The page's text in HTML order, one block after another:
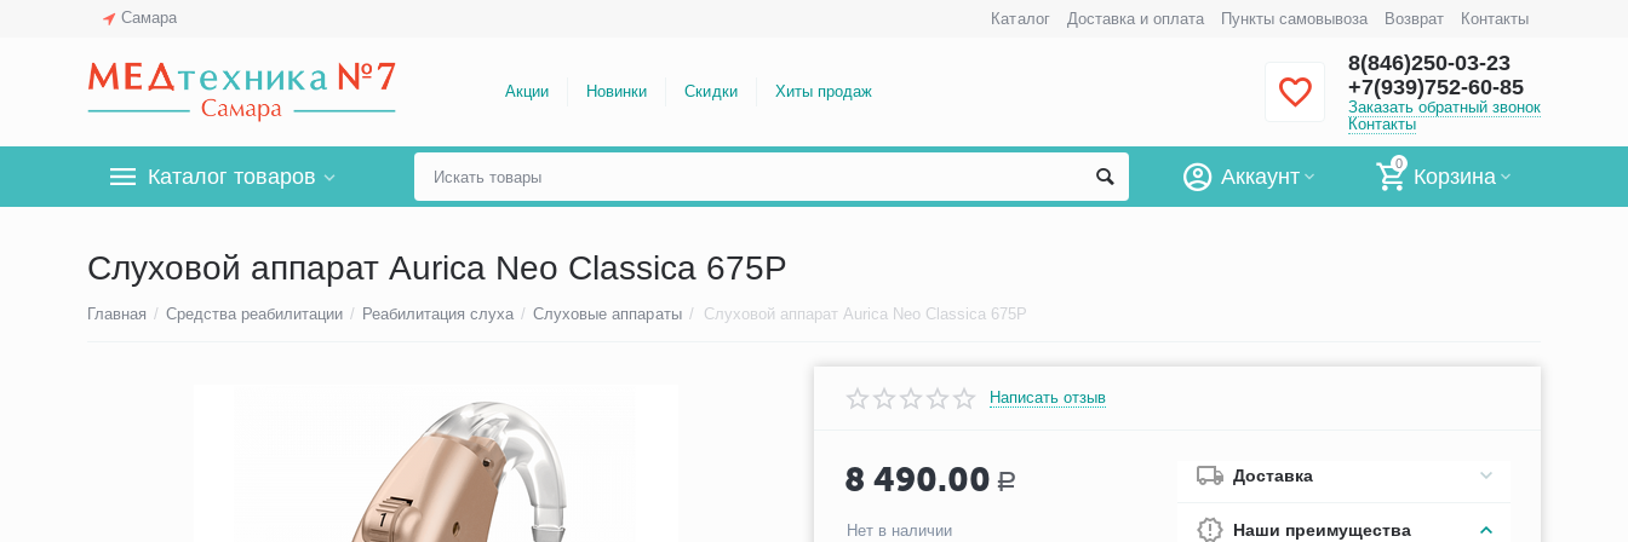
Самара Каталог Доставка и оплата Пункты самовывоза Возврат Контакты
Акции Новинки Скидки Хиты продаж
8(846)250-03-23
+7(939)752-60-85
Заказать обратный звонок
Контакты
Каталог товаров
0
Корзина
Аккаунт
Слуховой аппарат Aurica Neo Classica 675P
Главная / Средства реабилитации / Реабилитация слуха / Слуховые аппараты / Слуховой аппарат Aurica Neo Classica 675P
Написать отзыв
8 490.00 Р
Нет в наличии
Доставка
Наши преимущества